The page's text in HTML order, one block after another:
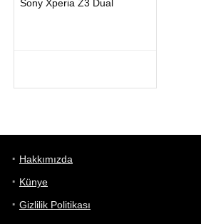
Sony Xperia Z3 Dual
Hakkımızda
Künye
Gizlilik Politikası